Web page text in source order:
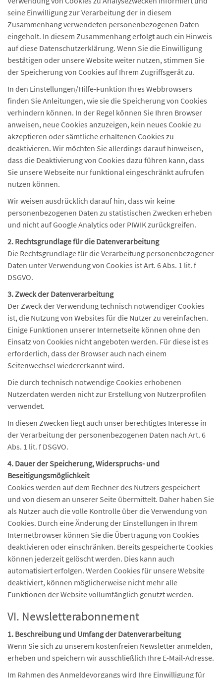
seine Einwilligung zur Verarbeitung der in diesem
Zusammenhang verwendeten personenbezogenen Daten
eingeholt. In diesem Zusammenhang erfolgt auch ein Hinweis
auf diese Datenschutzerklärung. Wenn Sie die Einwilligung
bestätigen oder unsere Website weiter nutzen, stimmen Sie
der Speicherung von Cookies auf Ihrem Zugriffsgerät zu.
In den Einstellungen/Hilfe-Funktion Ihres Webbrowsers
finden Sie Anleitungen, wie sie die Speicherung von Cookies
verhindern können. In der Regel können Sie Ihren Browser
anweisen, neue Cookies anzuzeigen, kein neues Cookie zu
akzeptieren oder sämtliche erhaltenen Cookies zu
deaktivieren. Wir möchten Sie allerdings darauf hinweisen,
dass die Deaktivierung von Cookies dazu führen kann, dass
Sie unsere Webseite nur funktional eingeschränkt aufrufen
nutzen können.
Wir weisen ausdrücklich darauf hin, dass wir keine
personenbezogenen Daten zu statistischen Zwecken erheben
und nicht auf Google Analytics oder PIWIK zurückgreifen.
2. Rechtsgrundlage für die Datenverarbeitung
Die Rechtsgrundlage für die Verarbeitung personenbezogener
Daten unter Verwendung von Cookies ist Art. 6 Abs. 1 lit. f
DSGVO.
3. Zweck der Datenverarbeitung
Der Zweck der Verwendung technisch notwendiger Cookies
ist, die Nutzung von Websites für die Nutzer zu vereinfachen.
Einige Funktionen unserer Internetseite können ohne den
Einsatz von Cookies nicht angeboten werden. Für diese ist es
erforderlich, dass der Browser auch nach einem
Seitenwechsel wiedererkannt wird.
Die durch technisch notwendige Cookies erhobenen
Nutzerdaten werden nicht zur Erstellung von Nutzerprofilen
verwendet.
In diesen Zwecken liegt auch unser berechtigtes Interesse in
der Verarbeitung der personenbezogenen Daten nach Art. 6
Abs. 1 lit. f DSGVO.
4. Dauer der Speicherung, Widerspruchs- und
Beseitigungsmöglichkeit
Cookies werden auf dem Rechner des Nutzers gespeichert
und von diesem an unserer Seite übermittelt. Daher haben Sie
als Nutzer auch die volle Kontrolle über die Verwendung von
Cookies. Durch eine Änderung der Einstellungen in Ihrem
Internetbrowser können Sie die Übertragung von Cookies
deaktivieren oder einschränken. Bereits gespeicherte Cookies
können jederzeit gelöscht werden. Dies kann auch
automatisiert erfolgen. Werden Cookies für unsere Website
deaktiviert, können möglicherweise nicht mehr alle
Funktionen der Website vollumfänglich genutzt werden.
VI. Newsletterabonnement
1. Beschreibung und Umfang der Datenverarbeitung
Wenn Sie sich zu unserem kostenfreien Newsletter anmelden,
erheben und speichern wir ausschließlich Ihre E-Mail-Adresse.
Im Rahmen des Anmeldevorgangs wird Ihre Einwilligung für